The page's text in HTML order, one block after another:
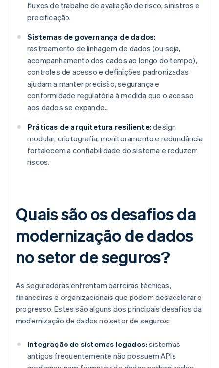
fluxos de trabalho de avaliação de risco, sinistros e
precificação.
Sistemas de governança de dados:
rastreamento de linhagem de dados (ou seja,
acompanhamento dos dados ao longo do tempo),
controles de acesso e definições padronizadas
ajudam a manter precisão, segurança e
conformidade regulatória à medida que o acesso
aos dados se expande..
Práticas de arquitetura resiliente: design
modular, criptografia, monitoramento e redundância
fortalecem a confiabilidade do sistema e reduzem
riscos.
Quais são os desafios da
modernização de dados
no setor de seguros?
As seguradoras enfrentam barreiras técnicas,
financeiras e organizacionais que podem desacelerar o
progresso. Estes são alguns dos principais desafios da
modernização de dados no setor de seguros:
Integração de sistemas legados: sistemas
antigos frequentemente não possuem APIs